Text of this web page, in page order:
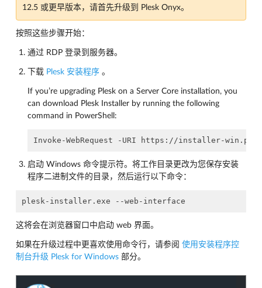
12.5 或更早版本，请首先升级到 Plesk Onyx。
按照这些步骤开始：
通过 RDP 登录到服务器。
下载 Plesk 安装程序 。
If you’re upgrading Plesk on a Server Core installation, you
can download Plesk Installer by running the following
command in PowerShell:
启动 Windows 命令提示符。将工作目录更改为您保存安装
程序二进制文件的目录，然后运行以下命令：
这将会在浏览器窗口中启动 web 界面。
如果在升级过程中更喜欢使用命令行，请参阅 使用安装程序控
制台升级 Plesk for Windows 部分。